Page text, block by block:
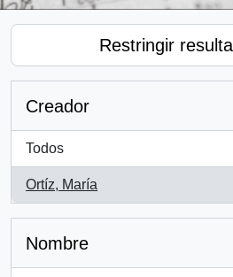
Restringir
Creador
Todos
Ortíz, María
, 1 resultados
Nombre